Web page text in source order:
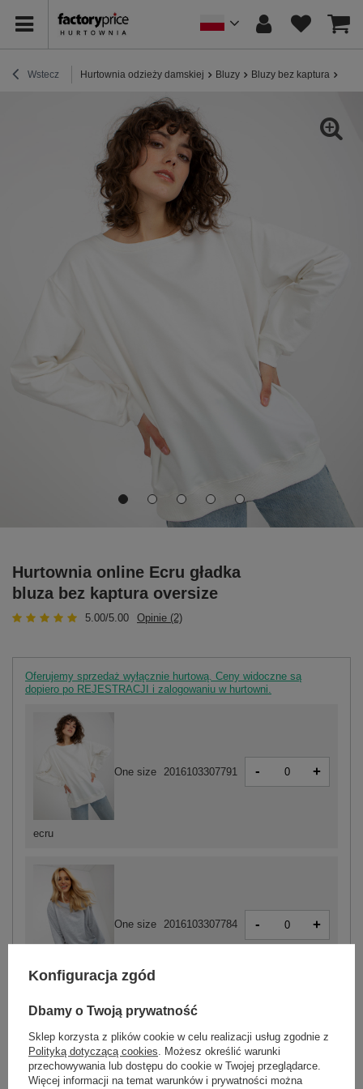
Wstecz Hurtownia odzieży damskiej Bluzy Bluzy bez kaptura
Hurtownia online Ecru gładka
bluza bez kaptura oversize
5.00/5.00 Opinie (2)
Oferujemy sprzedaż wyłącznie hurtową. Ceny widoczne są
dopiero po REJESTRACJI i zalogowaniu w hurtowni.
One size 2016103307784 - +
ecru
One size 2016103307791 - +
ZALOGUJ SIĘ I ZOBACZ CENĘ
Konfiguracja zgód
Dbamy o Twoją prywatność
Sklep korzysta z plików cookie w celu realizacji usług zgodnie z
Polityką dotyczącą cookies . Możesz określić warunki
przechowywania lub dostępu do cookie w Twojej przeglądarce.
Więcej informacji na temat warunków i prywatności można